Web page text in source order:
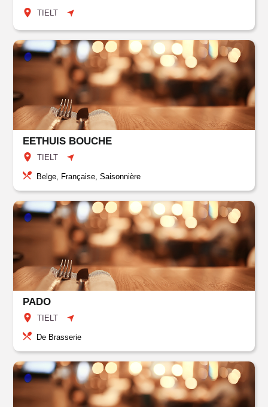
TIELT
EETHUIS BOUCHE
TIELT
Belge, Française, Saisonnière
PADO
TIELT
De Brasserie